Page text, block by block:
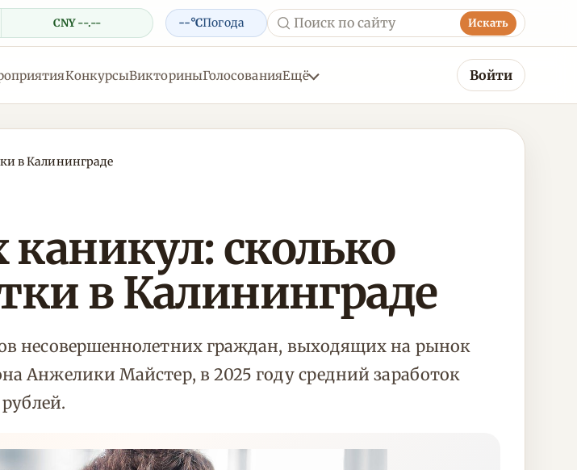
CNY --.-- --°CПогода Искать
КонкурсыВикториныГолосованияЕщё Войти
в Калининграде
сколько
в Калининграде
несовершеннолетних граждан, выходящих на рынок
Анжелики Майстер, в 2025 году средний заработок